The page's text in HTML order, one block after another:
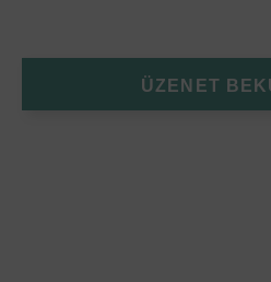
ÜZENET